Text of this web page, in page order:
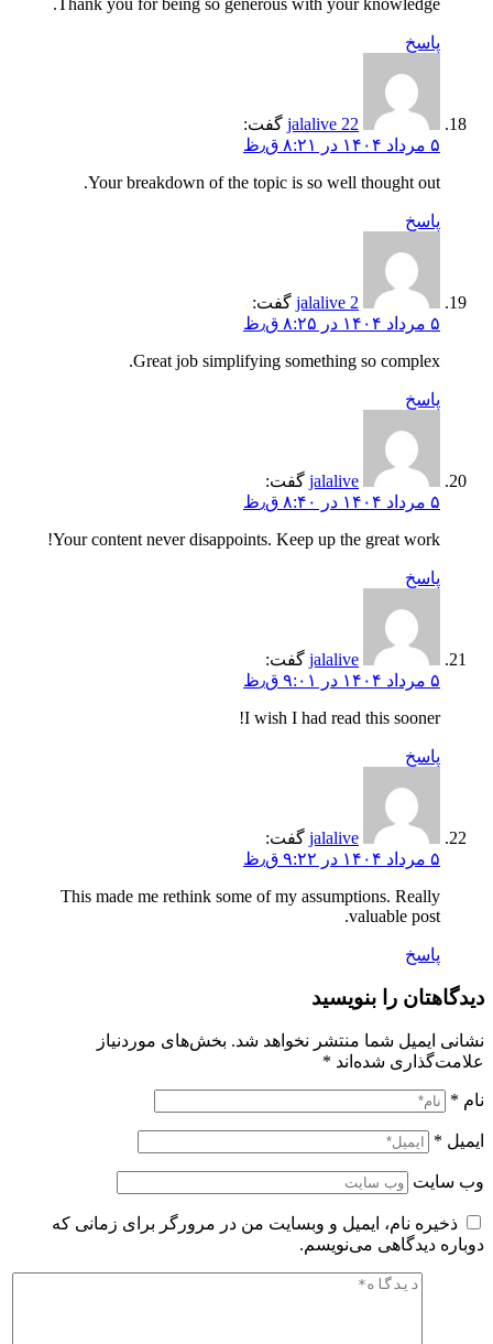
پاسخ
jalalive 22 گفت:
۵ مرداد ۱۴۰۴ در ۸:۲۱ ق٫ظ
Your breakdown of the topic is so well thought out.
پاسخ
jalalive 2 گفت:
۵ مرداد ۱۴۰۴ در ۸:۲۵ ق٫ظ
Great job simplifying something so complex.
پاسخ
jalalive گفت:
۵ مرداد ۱۴۰۴ در ۸:۴۰ ق٫ظ
Your content never disappoints. Keep up the great work!
پاسخ
jalalive گفت:
۵ مرداد ۱۴۰۴ در ۹:۰۱ ق٫ظ
I wish I had read this sooner!
پاسخ
jalalive گفت:
۵ مرداد ۱۴۰۴ در ۹:۲۲ ق٫ظ
This made me rethink some of my assumptions. Really
valuable post.
پاسخ
دیدگاهتان را بنویسید
نشانی ایمیل شما منتشر نخواهد شد. بخش‌های موردنیاز
علامت‌گذاری شده‌اند *
نام *
ایمیل *
وب‌ سایت
ذخیره نام، ایمیل و وبسایت من در مرورگر برای زمانی که
دوباره دیدگاهی می‌نویسم.